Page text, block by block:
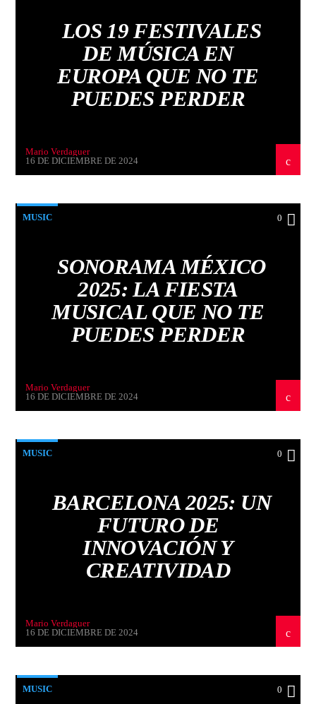
LOS 19 FESTIVALES
DE MÚSICA EN
EUROPA QUE NO TE
PUEDES PERDER
Mario Verdaguer
16 DE DICIEMBRE DE 2024
MUSIC 0
SONORAMA MÉXICO
2025: LA FIESTA
MUSICAL QUE NO TE
PUEDES PERDER
Mario Verdaguer
16 DE DICIEMBRE DE 2024
MUSIC 0
BARCELONA 2025: UN
FUTURO DE
INNOVACIÓN Y
CREATIVIDAD
Mario Verdaguer
16 DE DICIEMBRE DE 2024
MUSIC 0